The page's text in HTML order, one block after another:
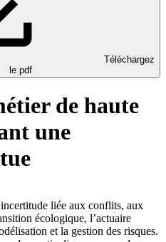
Téléchargez
le pdf
de haute
une
liée aux conflits, aux
écologique, l’actuaire
et la gestion des risques.